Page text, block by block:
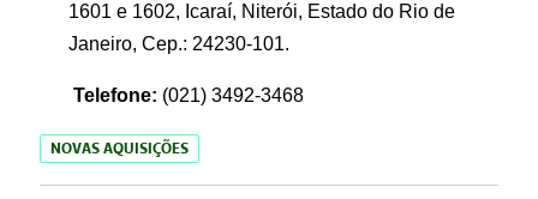
1601 e 1602, Icaraí, Niterói, Estado do Rio de
Janeiro, Cep.: 24230-101.
Telefone: (021) 3492-3468
NOVAS AQUISIÇÕES